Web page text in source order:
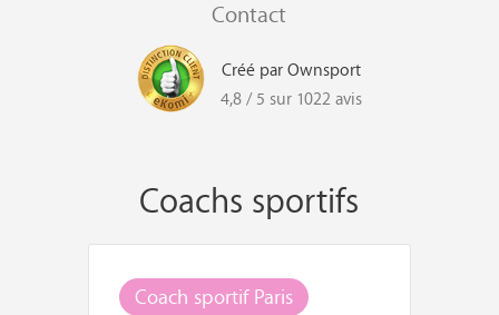
Contact
Créé par Ownsport
4,8 / 5 sur 1022 avis
Coachs sportifs
Coach sportif Paris